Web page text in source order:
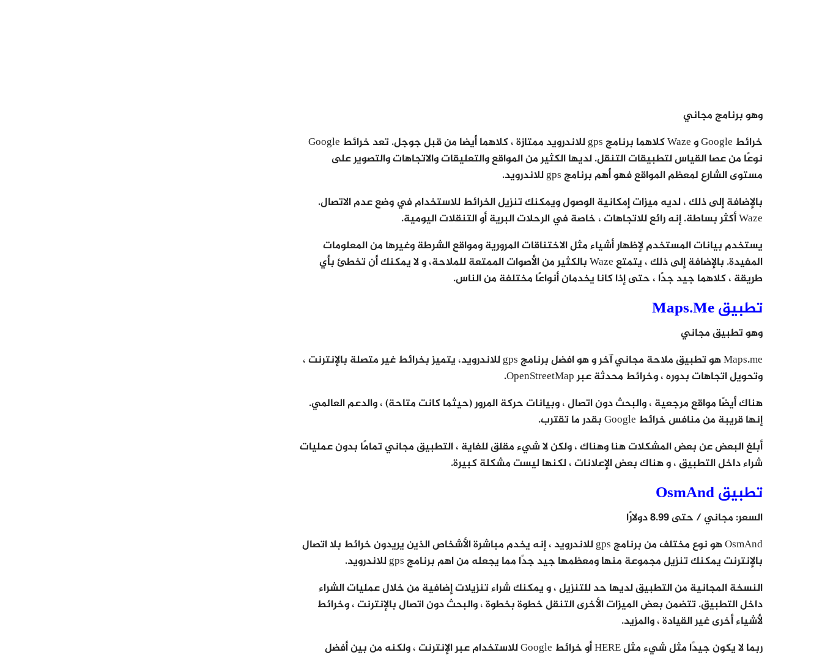
وهو برنامج مجاني
خرائط Google و Waze كلاهما برنامج gps للاندرويد ممتازة ، كلاهما أيضا من قبل جوجل. تعد خرائط Google
نوعًا من عصا القياس لتطبيقات التنقل. لديها الكثير من المواقع والتعليقات والاتجاهات والتصوير على
مستوى الشارع لمعظم المواقع فهو أهم برنامج gps للاندرويد.
بالإضافة إلى ذلك ، لديه ميزات إمكانية الوصول ويمكنك تنزيل الخرائط للاستخدام في وضع عدم الاتصال.
Waze أكثر بساطة. إنه رائع للاتجاهات ، خاصة في الرحلات البرية أو التنقلات اليومية.
يستخدم بيانات المستخدم لإظهار أشياء مثل الاختناقات المرورية ومواقع الشرطة وغيرها من المعلومات
المفيدة. بالإضافة إلى ذلك ، يتمتع Waze بالكثير من الأصوات الممتعة للملاحة، و لا يمكنك أن تخطئ بأي
طريقة ، كلاهما جيد جدًا ، حتى إذا كانا يخدمان أنواعًا مختلفة من الناس.
تطبيق Maps.Me
وهو تطبيق مجاني
Maps.me هو تطبيق ملاحة مجاني آخر و هو افضل برنامج gps للاندرويد، يتميز بخرائط غير متصلة بالإنترنت ،
وتحويل اتجاهات بدوره ، وخرائط محدثة عبر OpenStreetMap.
هناك أيضًا مواقع مرجعية ، والبحث دون اتصال ، وبيانات حركة المرور (حيثما كانت متاحة) ، والدعم العالمي.
إنها قريبة من منافس خرائط Google بقدر ما تقترب.
أبلغ البعض عن بعض المشكلات هنا وهناك ، ولكن لا شيء مقلق للغاية ، التطبيق مجاني تمامًا بدون عمليات
شراء داخل التطبيق ، و هناك بعض الإعلانات ، لكنها ليست مشكلة كبيرة.
تطبيق OsmAnd
السعر: مجاني / حتى 8.99 دولارًا
OsmAnd هو نوع مختلف من برنامج gps للاندرويد ، إنه يخدم مباشرة الأشخاص الذين يريدون خرائط بلا اتصال
بالإنترنت يمكنك تنزيل مجموعة منها ومعظمها جيد جدًا مما يجعله من اهم برنامج gps للاندرويد.
النسخة المجانية من التطبيق لديها حد للتنزيل ، و يمكنك شراء تنزيلات إضافية من خلال عمليات الشراء
داخل التطبيق. تتضمن بعض الميزات الأخرى التنقل خطوة بخطوة ، والبحث دون اتصال بالإنترنت ، وخرائط
لأشياء أخرى غير القيادة ، والمزيد.
ربما لا يكون جيدًا مثل شيء مثل HERE أو خرائط Google للاستخدام عبر الإنترنت ، ولكنه من بين أفضل